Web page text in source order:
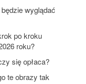
wyglądać
po kroku
roku?
się opłaca?
te obrazy tak